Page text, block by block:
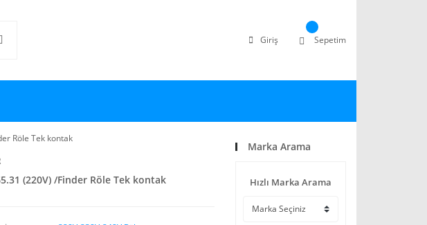
Giriş Sepetim
Röle Tek kontak
(220V) /Finder Röle Tek kontak
Marka Arama
Hızlı Marka Arama